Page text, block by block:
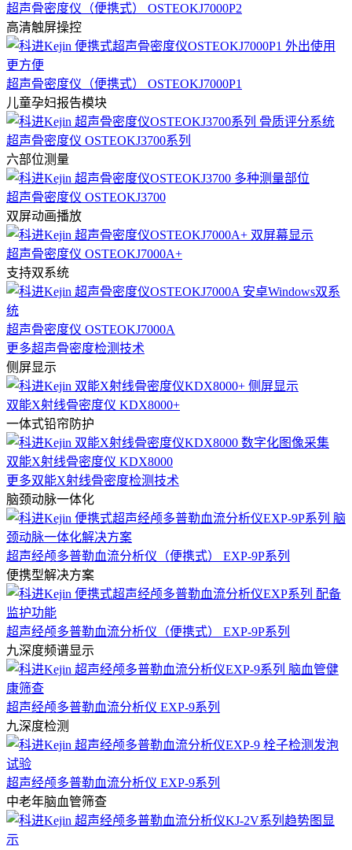
超声骨密度仪（便携式） OSTEOKJ7000P2
高清触屏操控
超声骨密度仪（便携式） OSTEOKJ7000P1
儿童孕妇报告模块
超声骨密度仪 OSTEOKJ3700系列
六部位测量
超声骨密度仪 OSTEOKJ3700
双屏动画播放
超声骨密度仪 OSTEOKJ7000A+
支持双系统
超声骨密度仪 OSTEOKJ7000A
更多超声骨密度检测技术
侧屏显示
双能X射线骨密度仪 KDX8000+
一体式铅帘防护
双能X射线骨密度仪 KDX8000
更多双能X射线骨密度检测技术
脑颈动脉一体化
超声经颅多普勒血流分析仪（便携式） EXP-9P系列
便携型解决方案
超声经颅多普勒血流分析仪（便携式） EXP-9P系列
九深度频谱显示
超声经颅多普勒血流分析仪 EXP-9系列
九深度检测
超声经颅多普勒血流分析仪 EXP-9系列
中老年脑血管筛查